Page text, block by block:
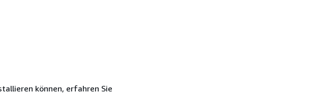
können, erfahren Sie